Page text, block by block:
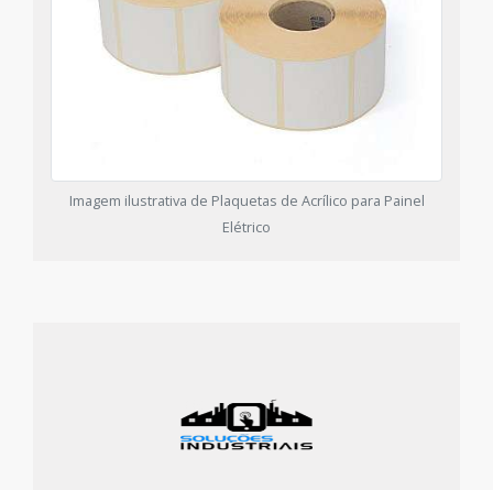
Imagem ilustrativa de Plaquetas de Acrílico para Painel
Elétrico